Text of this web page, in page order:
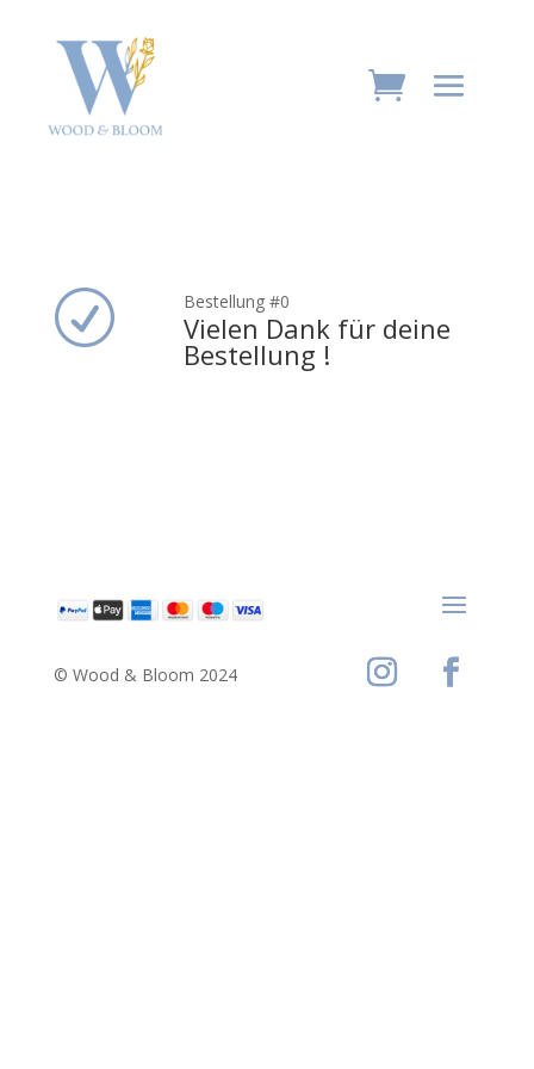
R Bestellung #0
Vielen Dank für deine
Bestellung !
© Wood & Bloom 2024